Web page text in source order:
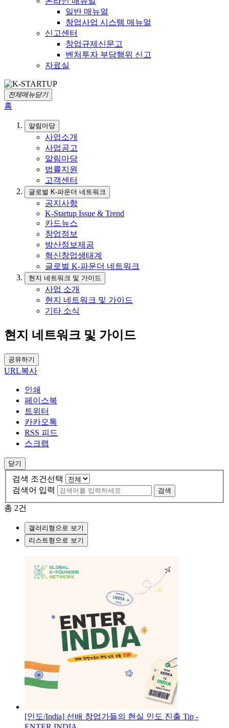
일반 매뉴얼
창업사업 시스템 매뉴얼
신고센터
창업규제신문고
벤처투자 부당행위 신고
자료실
전체메뉴닫기
홈
알림마당
사업소개
사업공고
알림마당
법률지원
고객센터
글로벌 K-파운더 네트워크
공지사항
K-Startup Issue & Trend
카드뉴스
창업정보
방산정보제공
혁신창업생태계
글로벌 K-파운더 네트워크
현지 네트워크 및 가이드
사업 소개
현지 네트워크 및 가이드
기타 소식
현지 네트워크 및 가이드
공유하기
URL복사
인쇄
페이스북
트위터
카카오톡
RSS 피드
스크랩
닫기
검색 조건선택
검색어 입력
검색
총 2건
갤러리형으로 보기
리스트형으로 보기
[인도/India] 선배 창업가들의 현실 인도 진출 Tip -